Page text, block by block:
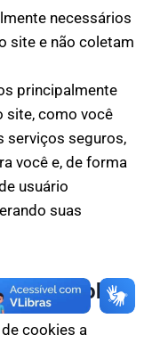
necessários
site e não coletam
principalmente
site, como você
serviços seguros,
você e, de forma
usuário
suas
de cookies
cookies a